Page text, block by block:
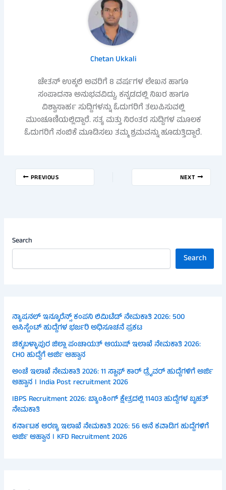
Chetan Ukkali
ಚೇತನ್ ಉಕ್ಕಲಿ ಅವರಿಗೆ 8 ವರ್ಷಗಳ ಲೇಖನ ಹಾಗೂ
ಸಂಪಾದನಾ ಅನುಭವವಿದ್ದು, ಕನ್ನಡದಲ್ಲಿ ನಿಖರ ಹಾಗೂ
ವಿಶ್ವಾಸಾರ್ಹ ಸುದ್ದಿಗಳನ್ನು ಓದುಗರಿಗೆ ತಲುಪಿಸುವಲ್ಲಿ
ಮುಂಚೂಣಿಯಲ್ಲಿದ್ದಾರೆ. ಸತ್ಯ ಮತ್ತು ನಿರಂತರ ಸುದ್ದಿಗಳ ಮೂಲಕ
ಓದುಗರಿಗೆ ನಂಬಿಕೆ ಮೂಡಿಸಲು ತಮ್ಮ ಶ್ರಮವನ್ನು ಹೂಡುತ್ತಿದ್ದಾರೆ.
PREVIOUS NEXT
Search
Search
ನ್ಯಾಷನಲ್ ಇನ್ಶೂರೆನ್ಸ್ ಕಂಪನಿ ಲಿಮಿಟೆಡ್ ನೇಮಕಾತಿ 2026: 500
ಅಸಿಸ್ಟೆಂಟ್ ಹುದ್ದೆಗಳ ಭರ್ಜರಿ ಅಧಿಸೂಚನೆ ಪ್ರಕಟ
ಚಿಕ್ಕಬಳ್ಳಾಪುರ ಜಿಲ್ಲಾ ಪಂಚಾಯತ್ ಆಯುಷ್ ಇಲಾಖೆ ನೇಮಕಾತಿ 2026:
CHO ಹುದ್ದೆಗೆ ಅರ್ಜಿ ಆಹ್ವಾನ
ಅಂಚೆ ಇಲಾಖೆ ನೇಮಕಾತಿ 2026: 11 ಸ್ಟಾಫ್ ಕಾರ್ ಡ್ರೈವರ್ ಹುದ್ದೆಗಳಿಗೆ ಅರ್ಜಿ
ಆಹ್ವಾನ । India Post recruitment 2026
IBPS Recruitment 2026: ಬ್ಯಾಂಕಿಂಗ್ ಕ್ಷೇತ್ರದಲ್ಲಿ 11403 ಹುದ್ದೆಗಳ ಬೃಹತ್
ನೇಮಕಾತಿ
ಕರ್ನಾಟಕ ಅರಣ್ಯ ಇಲಾಖೆ ನೇಮಕಾತಿ 2026: 56 ಆನೆ ಕವಾಡಿಗ ಹುದ್ದೆಗಳಿಗೆ
ಅರ್ಜಿ ಆಹ್ವಾನ । KFD Recruitment 2026